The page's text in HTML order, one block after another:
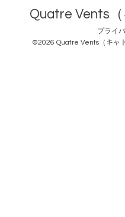
Quatre Vents
プライ
©2026 Quatre Vents（キャ